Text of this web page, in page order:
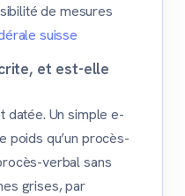
de mesures
suisse
et est-elle
datée. Un simple e-
poids qu’un procès-
verbal sans
grises, par